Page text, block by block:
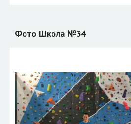
Фото Школа №34